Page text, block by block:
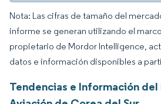
Nota: Las cifras de tamaño del
informe se generan utilizando el
propietario de Mordor Intelligence,
datos e información disponibles a
Tendencias e Información